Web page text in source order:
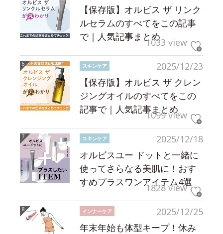
【保存版】オルビス ザ リンク
ルセラムのすべてをこの記事
で｜人気記事まとめ1033 view
2025/12/23
スキンケア
【保存版】オルビス ザ クレン
ジングオイルのすべてをこの
記事で｜人気記事まとめ
1099 view
2025/12/18
スキンケア
オルビスユー ドットと一緒に
使ってさらなる美肌に！おす
すめプラスワンアイテム4選
1828 view
2025/12/25
インナーケア
年末年始も体型キープ！休み